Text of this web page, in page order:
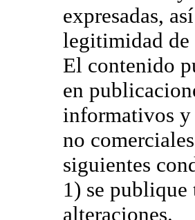
expresadas,
legitimidad de
El contenido
en
informativos y
no
siguientes
1) se publique
alteraciones.